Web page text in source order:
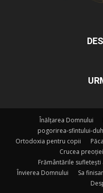
Înălțarea Domnului
pogorirea-sfintului-duh
Ortodoxia pentru copii
Crucea preoției
Frământările
Învierea Domnului
Sa